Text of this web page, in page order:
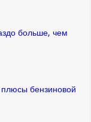
больше, чем
бензиновой